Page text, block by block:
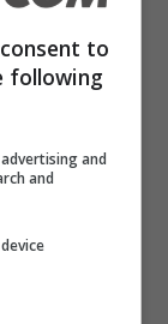
di cui uno
to
following
and
and